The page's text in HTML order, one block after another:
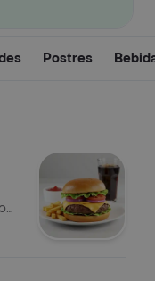
Postres